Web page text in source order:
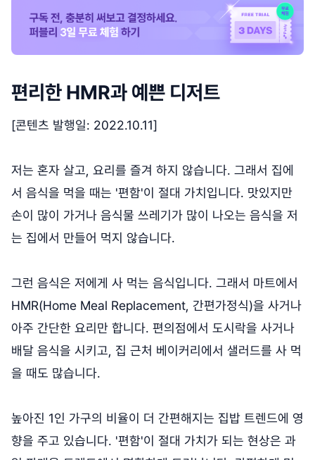
편리한 HMR과 예쁜 디저트
[콘텐츠 발행일: 2022.10.11]
저는 혼자 살고, 요리를 즐겨 하지 않습니다. 그래서 집에
서 음식을 먹을 때는 '편함'이 절대 가치입니다. 맛있지만
손이 많이 가거나 음식물 쓰레기가 많이 나오는 음식을 저
는 집에서 만들어 먹지 않습니다.
그런 음식은 저에게 사 먹는 음식입니다. 그래서 마트에서
HMR(Home Meal Replacement, 간편가정식)을 사거나
아주 간단한 요리만 합니다. 편의점에서 도시락을 사거나
배달 음식을 시키고, 집 근처 베이커리에서 샐러드를 사 먹
을 때도 많습니다.
높아진 1인 가구의 비율이 더 간편해지는 집밥 트렌드에 영
향을 주고 있습니다. '편함'이 절대 가치가 되는 현상은 과